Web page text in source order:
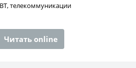
телекоммуникации
Читать online